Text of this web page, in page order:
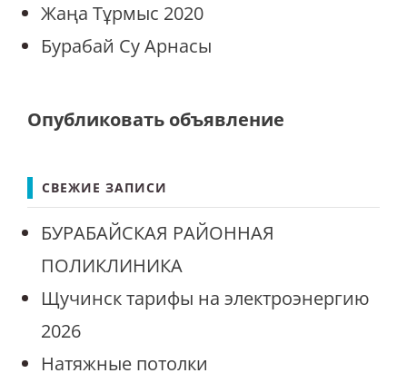
Жаңа Тұрмыс 2020
Бурабай Су Арнасы
Опубликовать объявление
СВЕЖИЕ ЗАПИСИ
БУРАБАЙСКАЯ РАЙОННАЯ
ПОЛИКЛИНИКА
Щучинск тарифы на электроэнергию
2026
Натяжные потолки